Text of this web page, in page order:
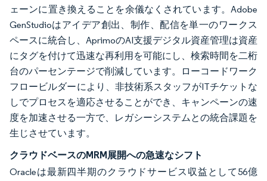
ェーンに置き換えることを余儀なくされています。Adobe
GenStudioはアイデア創出、制作、配信を単一のワークス
ペースに統合し、AprimoのAI支援デジタル資産管理は資産
にタグを付けて迅速な再利用を可能にし、検索時間を二桁
台のパーセンテージで削減しています。ローコードワーク
フロービルダーにより、非技術系スタッフがITチケットな
しでプロセスを適応させることができ、キャンペーンの速
度を加速させる一方で、レガシーシステムとの統合課題を
生じさせています。
クラウドベースのMRM展開への急速なシフト
Oracleは最新四半期のクラウドサービス収益として56億